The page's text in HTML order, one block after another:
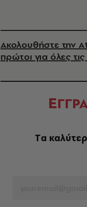
Ακολουθήστε την
πρώτοι για όλες τις
Ε
Tα